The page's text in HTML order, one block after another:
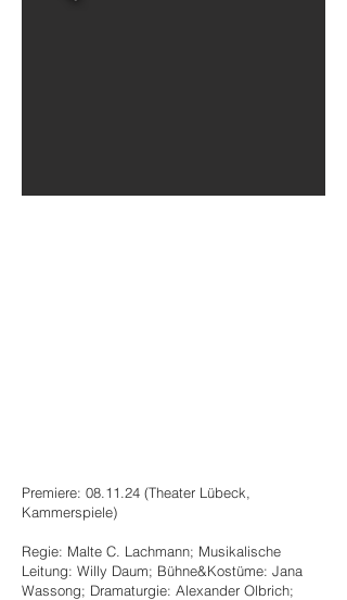
Premiere: 08.11.24 (Theater Lübeck,
Kammerspiele)
Regie: Malte C. Lachmann; Musikalische
Leitung: Willy Daum; Bühne&Kostüme: Jana
Wassong; Dramaturgie: Alexander Olbrich;